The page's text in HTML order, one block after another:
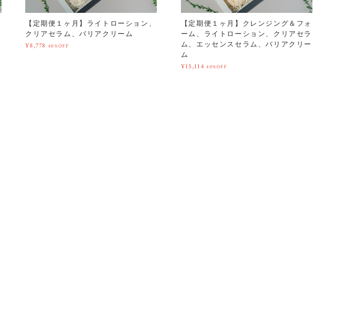
【定期便１ヶ月】ライトローション、
クリアセラム、バリアクリーム
¥8,778 40%OFF
【定期便１ヶ月】クレンジング＆フォ
ーム、ライトローション、クリアセラ
ム、エッセンスセラム、バリアクリー
ム
¥15,114 40%OFF